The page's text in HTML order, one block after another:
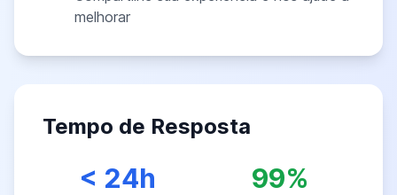
melhorar
Tempo de Resposta
< 24h 99%